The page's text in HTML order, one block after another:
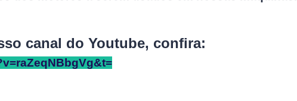
canal do Youtube, confira: